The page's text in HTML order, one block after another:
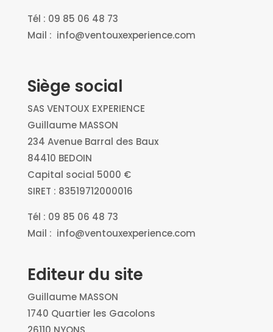
Tél : 09 85 06 48 73
Mail : info@ventouxexperience.com
Siège social
SAS VENTOUX EXPERIENCE
Guillaume MASSON
234 Avenue Barral des Baux
84410 BEDOIN
Capital social 5000 €
SIRET : 83519712000016
Tél : 09 85 06 48 73
Mail : info@ventouxexperience.com
Editeur du site
Guillaume MASSON
1740 Quartier les Gacolons